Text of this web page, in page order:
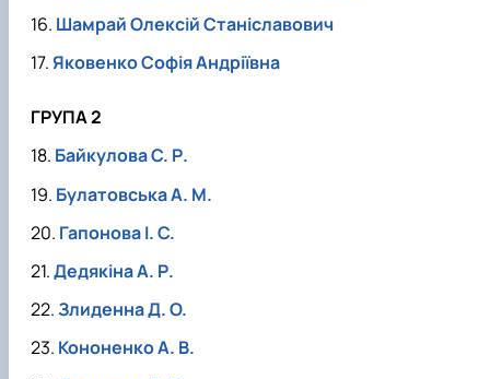
Шамрай Олексій Станіславович
Яковенко Софія Андріївна
ГРУПА 2
Байкулова С. Р.
Булатовська А. М.
Гапонова І. С.
Дедякіна А. Р.
Злиденна Д. О.
Кононенко А. В.